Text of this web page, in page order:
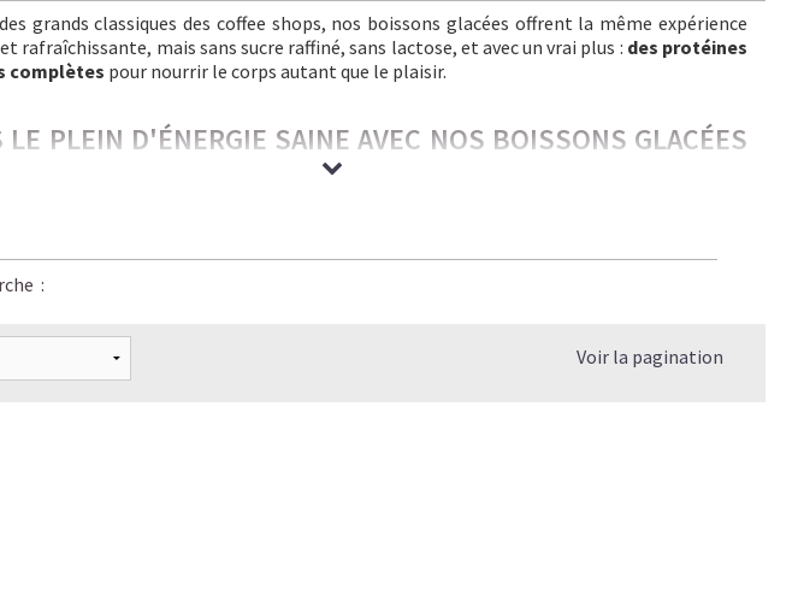
grands classiques des coffee shops, nos boissons glacées offrent la même expérience
rafraîchissante, mais sans sucre raffiné, sans lactose, et avec un vrai plus : des protéines
complètes pour nourrir le corps autant que le plaisir.
LE PLEIN D'ÉNERGIE SAINE AVEC NOS BOISSONS GLACÉES
irrésistiblement gourmandes — nos boissons glacées ont tout pour plaire aux
café… et de bien-être.
gorgée allie saveur, énergie stable et légèreté. C’est le plaisir caféiné réinventé — bon
? Une énergie stable, pas de coup de barre, et un goût qui rivalise avec les meilleures
:
Voir la pagination